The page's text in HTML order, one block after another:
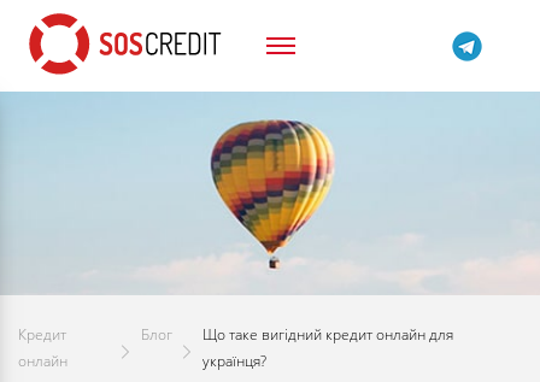
Кредит
онлайн
Блог
Що таке вигідний кредит онлайн для
українця?